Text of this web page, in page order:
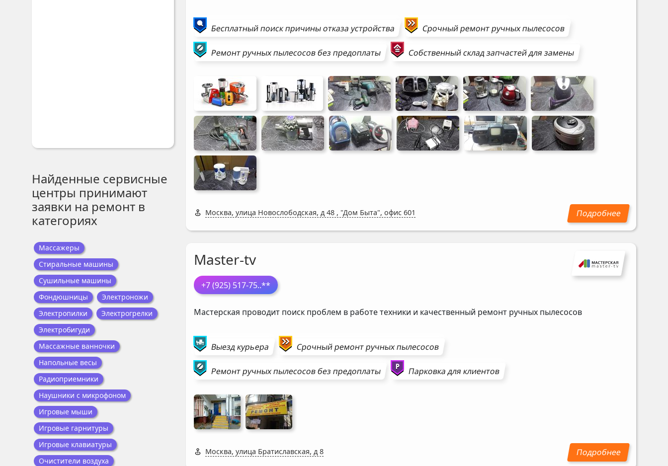
Найденные сервисные
центры принимают
заявки на ремонт в
категориях
Массажеры
Стиральные машины
Сушильные машины
Фондюшницы
Электроножи
Электропилки
Электрогрелки
Электробигуди
Массажные ванночки
Напольные весы
Радиоприемники
Наушники с микрофоном
Игровые мыши
Игровые гарнитуры
Игровые клавиатуры
Очистители воздуха
Бесплатный поиск причины отказа устройства Срочный ремонтручных пылесосов
Ремонтручных пылесосовбез предоплаты Собственный склад запчастей для замены
Москва, улица Новослободская, д 48 , "Дом Быта", офис 601
Master-tv
+7 (925) 517-75..**
Мастерская проводит поиск проблем в работе техники и качественный ремонт ручных пылесосов
Выезд курьера Срочный ремонтручных пылесосов
Ремонтручных пылесосовбез предоплаты Парковка для клиентов
Москва, улица Братиславская, д 8